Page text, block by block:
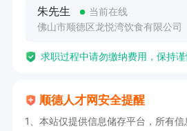
朱先生
当前在线
佛山市顺德区龙悦湾饮食有限公司
求职过程中请勿缴纳费用，保持谨
顺德人才网安全提醒
1、本站仅提供信息储存平台，所有